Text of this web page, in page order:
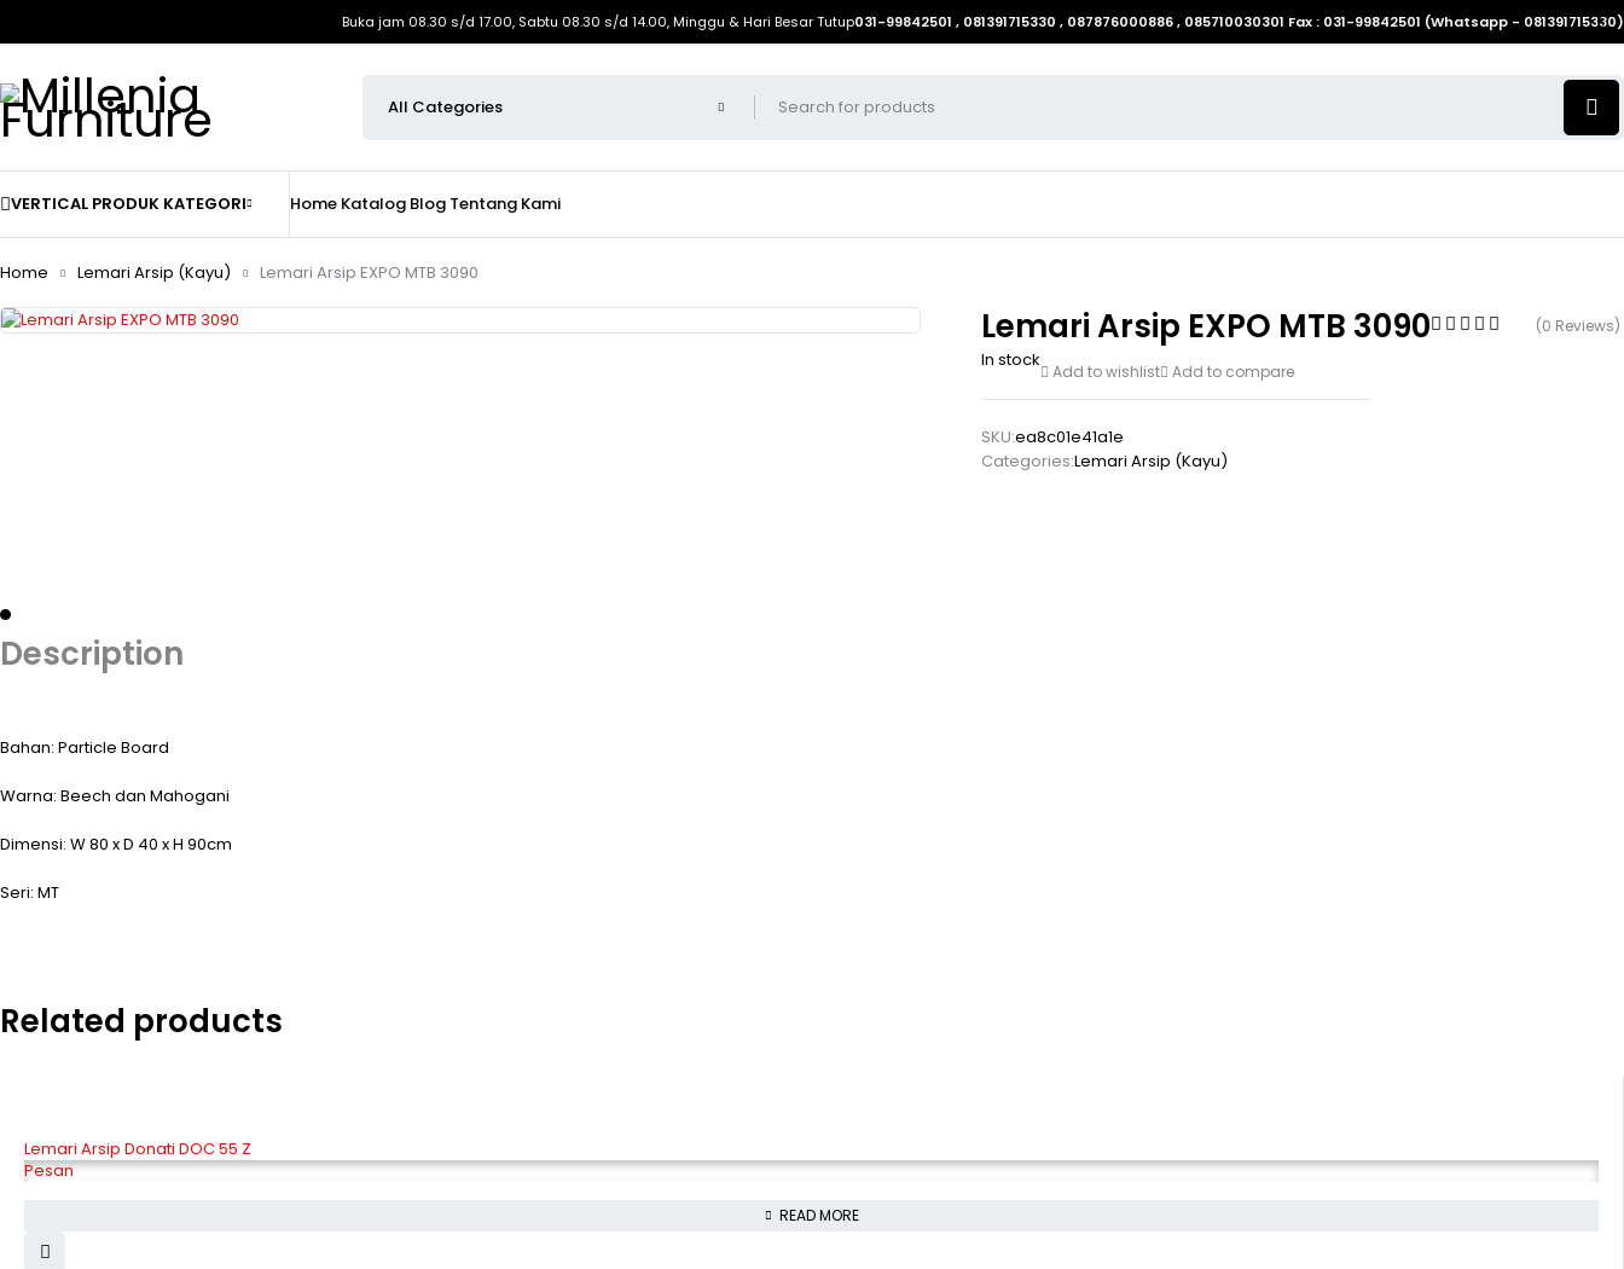
Buka jam 08.30 s/d 17.00, Sabtu 08.30 s/d 14.00, Minggu & Hari Besar Tutup031-99842501 , 081391715330 , 087876000886 , 085710030301 Fax : 031-99842501 (Whatsapp - 081391715330)
VERTICAL PRODUK KATEGORI Home Katalog Blog Tentang Kami
Home Lemari Arsip (Kayu) Lemari Arsip EXPO MTB 3090
Lemari Arsip EXPO MTB 3090 (0 Reviews)
In stock
Add to wishlist Add to compare
SKU:ea8c01e41a1e
Categories:Lemari Arsip (Kayu)
Description
Bahan: Particle Board
Warna: Beech dan Mahogani
Dimensi: W 80 x D 40 x H 90cm
Seri: MT
Related products
Lemari Arsip Donati DOC 55 Z
Pesan
READ MORE